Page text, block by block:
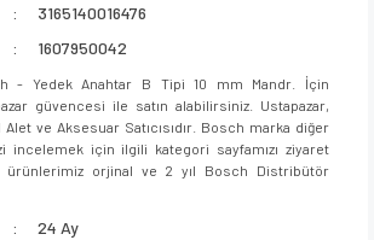
3165140016476
1607950042
- Yedek Anahtar B Tipi 10 mm Mandr. İçin
güvencesi ile satın alabilirsiniz. Ustapazar,
ve Aksesuar Satıcısıdır. Bosch marka diğer
incelemek için ilgili kategori sayfamızı ziyaret
ürünlerimiz orjinal ve 2 yıl Bosch Distribütör
24 Ay